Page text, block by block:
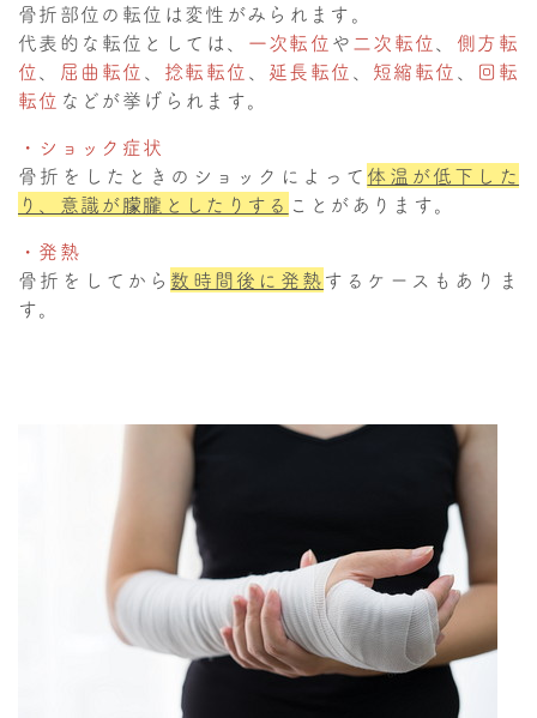
骨折部位の転位は変性がみられます。
代表的な転位としては、 一次転位や二次転位、 側方転
位、 屈曲転位、 捻転転位、 延長転位、 短縮転位、 回転
転位 などが挙げられます。
・ショック症状
骨折をしたときのショックによって 体温が低下した
り、意識が朦朧としたりする ことがあります。
・発熱
骨折をしてから 数時間後に発熱するケースもありま
す。